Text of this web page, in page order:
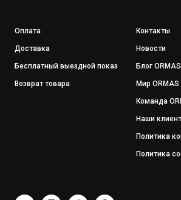
Оплата
Доставка
Бесплатный выездной показ
Возврат товара
Контакты
Новости
Блог ORMAS
Мир ORMAS
Команда
Наши
Политика
Политика